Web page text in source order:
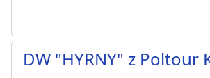
DW "HYRNY" z Poltour